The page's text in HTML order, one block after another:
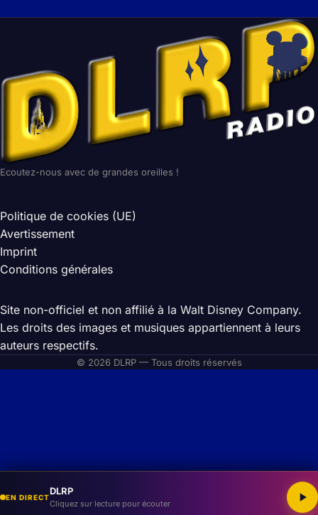
Ecoutez-nous avec de grandes oreilles !
Politique de cookies (UE)
Avertissement
Imprint
Conditions générales
Site non-officiel et non affilié à la Walt Disney Company.
Les droits des images et musiques appartiennent à leurs
auteurs respectifs.
© 2026 DLRP — Tous droits réservés
EN DIRECT
DLRP
Cliquez sur lecture pour écouter